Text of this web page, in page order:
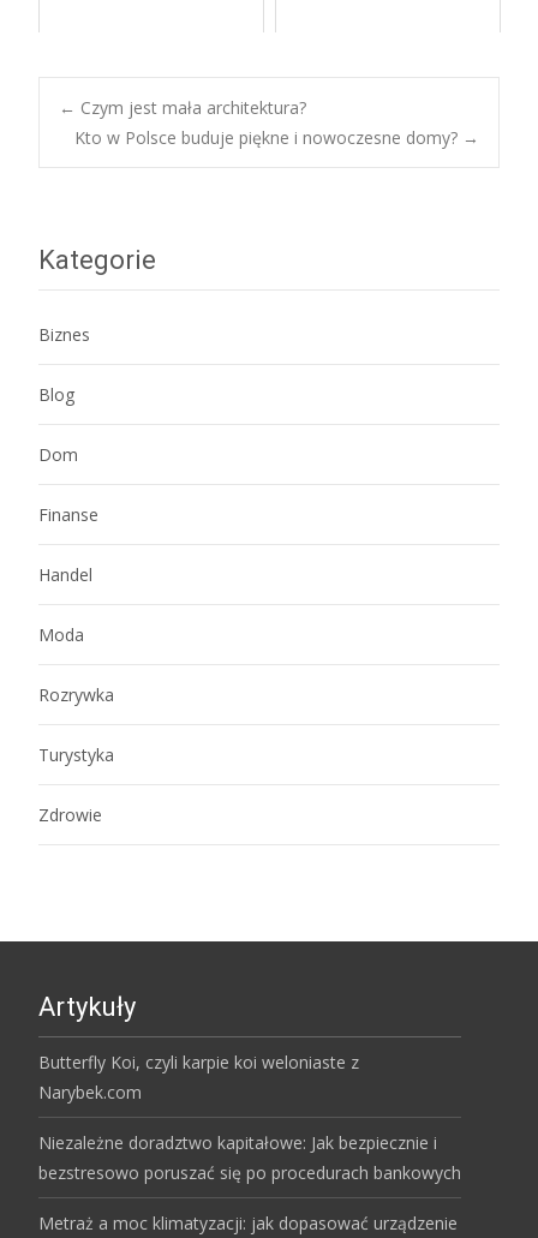
Post
← Czym jest mała architektura?
Kto w Polsce buduje piękne i nowoczesne domy? →
Kategorie
Biznes
Blog
Dom
Finanse
Handel
Moda
Rozrywka
Turystyka
Zdrowie
Artykuły
Butterfly Koi, czyli karpie koi weloniaste z
Narybek.com
Niezależne doradztwo kapitałowe: Jak bezpiecznie i
bezstresowo poruszać się po procedurach bankowych
Metraż a moc klimatyzacji: jak dopasować urządzenie